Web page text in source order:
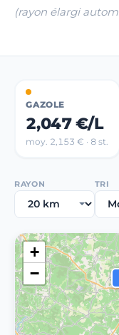
(rayon élargi
GAZOLE
2,047 €/L
moy. 2,153 € · 8 st.
RAYON TRI
+
−